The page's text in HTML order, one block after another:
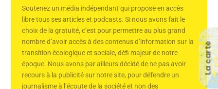
La carte
Soutenez un média indépendant qui propose en accès
libre tous ses articles et podcasts. Si nous avons fait le
choix de la gratuité, c’est pour permettre au plus grand
nombre d’avoir accès à des contenus d’information sur la
transition écologique et sociale, défi majeur de notre
époque. Nous avons par ailleurs décidé de ne pas avoir
recours à la publicité sur notre site, pour défendre un
journalisme à l’écoute de la société et non des